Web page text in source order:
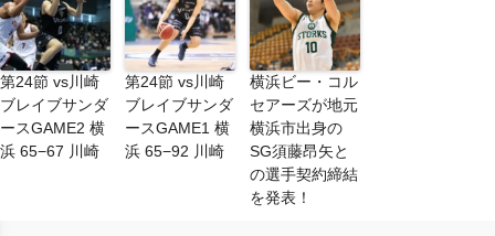
第24節 vs川崎
ブレイブサンダ
ースGAME2 横
浜 65−67 川崎
第24節 vs川崎
ブレイブサンダ
ースGAME1 横
浜 65−92 川崎
横浜ビー・コル
セアーズが地元
横浜市出身の
SG須藤昂矢と
の選手契約締結
を発表！